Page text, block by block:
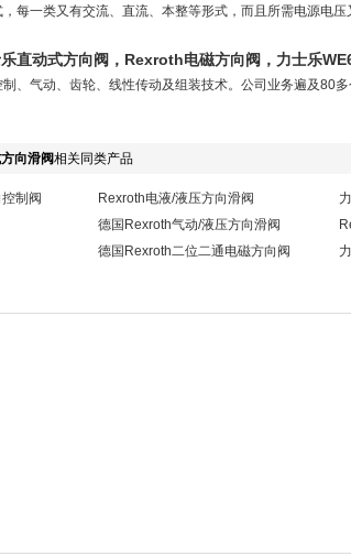
每一类又有交流、直流、本整等形式，而且所需电源电
直动式方向阀，Rexroth电磁方向阀，力士乐
、气动、齿轮、线性传动及组装技术。公司业务遍及80
向滑阀相关同类产品
制阀 Rexroth电液/液压方向滑阀
德国Rexroth气动/液压方向滑阀
德国Rexroth二位二通电磁方向阀